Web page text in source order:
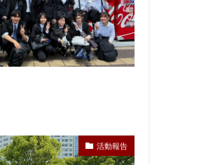
活動報告